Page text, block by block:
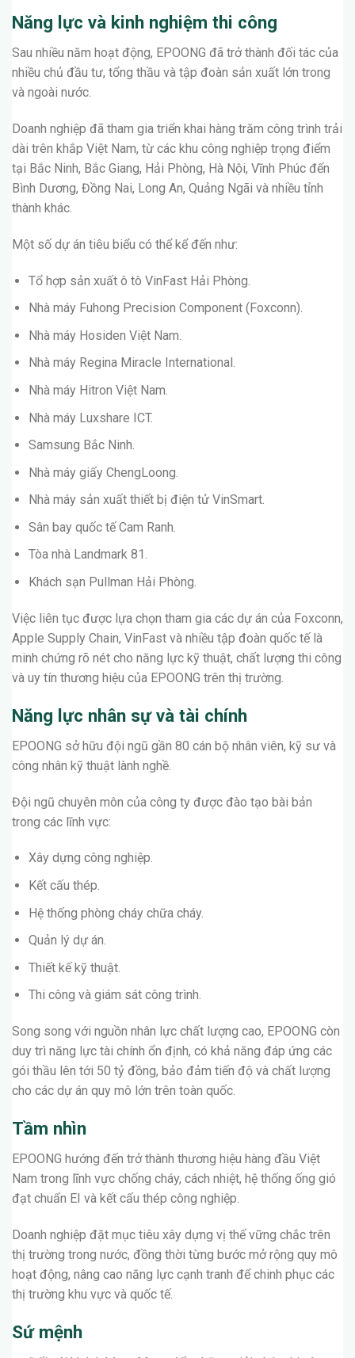
Năng lực và kinh nghiệm thi công
Sau nhiều năm hoạt động, EPOONG đã trở thành đối tác của
nhiều chủ đầu tư, tổng thầu và tập đoàn sản xuất lớn trong
và ngoài nước.
Doanh nghiệp đã tham gia triển khai hàng trăm công trình trải
dài trên khắp Việt Nam, từ các khu công nghiệp trọng điểm
tại Bắc Ninh, Bắc Giang, Hải Phòng, Hà Nội, Vĩnh Phúc đến
Bình Dương, Đồng Nai, Long An, Quảng Ngãi và nhiều tỉnh
thành khác.
Một số dự án tiêu biểu có thể kể đến như:
Tổ hợp sản xuất ô tô VinFast Hải Phòng.
Nhà máy Fuhong Precision Component (Foxconn).
Nhà máy Hosiden Việt Nam.
Nhà máy Regina Miracle International.
Nhà máy Hitron Việt Nam.
Nhà máy Luxshare ICT.
Samsung Bắc Ninh.
Nhà máy giấy ChengLoong.
Nhà máy sản xuất thiết bị điện tử VinSmart.
Sân bay quốc tế Cam Ranh.
Tòa nhà Landmark 81.
Khách sạn Pullman Hải Phòng.
Việc liên tục được lựa chọn tham gia các dự án của Foxconn,
Apple Supply Chain, VinFast và nhiều tập đoàn quốc tế là
minh chứng rõ nét cho năng lực kỹ thuật, chất lượng thi công
và uy tín thương hiệu của EPOONG trên thị trường.
Năng lực nhân sự và tài chính
EPOONG sở hữu đội ngũ gần 80 cán bộ nhân viên, kỹ sư và
công nhân kỹ thuật lành nghề.
Đội ngũ chuyên môn của công ty được đào tạo bài bản
trong các lĩnh vực:
Xây dựng công nghiệp.
Kết cấu thép.
Hệ thống phòng cháy chữa cháy.
Quản lý dự án.
Thiết kế kỹ thuật.
Thi công và giám sát công trình.
Song song với nguồn nhân lực chất lượng cao, EPOONG còn
duy trì năng lực tài chính ổn định, có khả năng đáp ứng các
gói thầu lên tới 50 tỷ đồng, bảo đảm tiến độ và chất lượng
cho các dự án quy mô lớn trên toàn quốc.
Tầm nhìn
EPOONG hướng đến trở thành thương hiệu hàng đầu Việt
Nam trong lĩnh vực chống cháy, cách nhiệt, hệ thống ống gió
đạt chuẩn EI và kết cấu thép công nghiệp.
Doanh nghiệp đặt mục tiêu xây dựng vị thế vững chắc trên
thị trường trong nước, đồng thời từng bước mở rộng quy mô
hoạt động, nâng cao năng lực cạnh tranh để chinh phục các
thị trường khu vực và quốc tế.
Sứ mệnh